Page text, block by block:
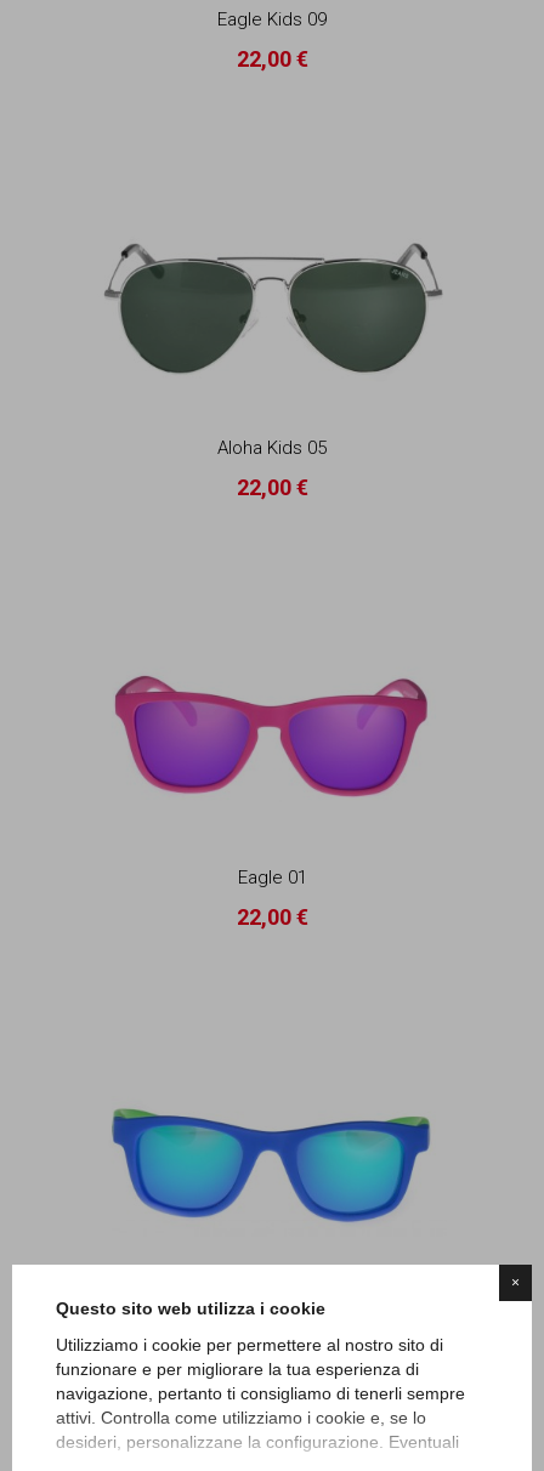
×
Questo sito web utilizza i cookie
Utilizziamo i cookie per permettere al nostro sito di
funzionare e per migliorare la tua esperienza di
navigazione, pertanto ti consigliamo di tenerli sempre
attivi. Controlla come utilizziamo i cookie e, se lo
desideri, personalizzane la configurazione. Eventuali
Eagle Kids 09
22,00 €
Aloha Kids 05
22,00 €
Eagle 01
22,00 €
Jeans Eagle 05
22,00 €